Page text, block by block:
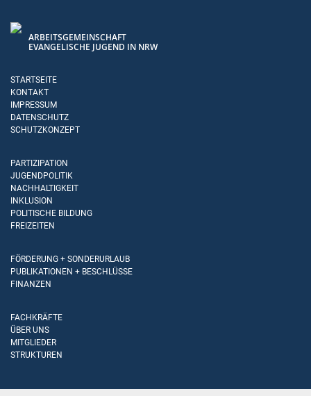
ARBEITSGEMEINSCHAFT
EVANGELISCHE JUGEND IN NRW
STARTSEITE
KONTAKT
IMPRESSUM
DATENSCHUTZ
SCHUTZKONZEPT
PARTIZIPATION
JUGENDPOLITIK
NACHHALTIGKEIT
INKLUSION
POLITISCHE BILDUNG
FREIZEITEN
FÖRDERUNG + SONDERURLAUB
PUBLIKATIONEN + BESCHLÜSSE
FINANZEN
FACHKRÄFTE
ÜBER UNS
MITGLIEDER
STRUKTUREN